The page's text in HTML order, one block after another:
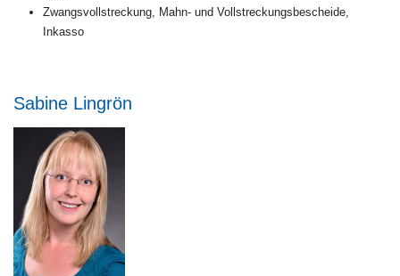
Zwangsvollstreckung, Mahn- und Vollstreckungsbescheide,
Inkasso
Sabine Lingrön